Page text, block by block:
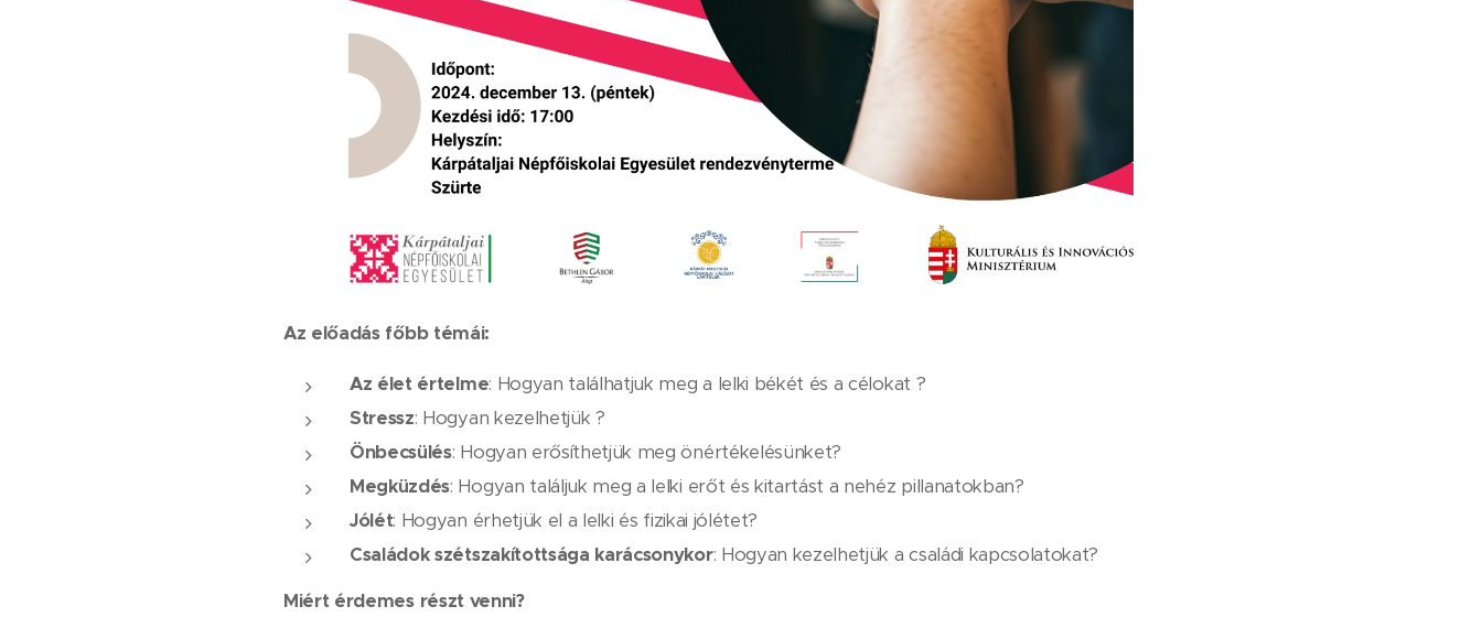
Az előadás főbb témái:
Az élet értelme: Hogyan találhatjuk meg a lelki békét és a célokat ?
Stressz: Hogyan kezelhetjük ?
Önbecsülés: Hogyan erősíthetjük meg önértékelésünket?
Megküzdés: Hogyan találjuk meg a lelki erőt és kitartást a nehéz pillanatokban?
Jólét: Hogyan érhetjük el a lelki és fizikai jólétet?
Családok szétszakítottsága karácsonykor: Hogyan kezelhetjük a családi kapcsolatokat?
Miért érdemes részt venni?